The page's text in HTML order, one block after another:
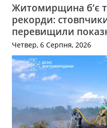
Житомирщина б’є
рекорди:
перевищили
Четвер, 6 Серпня, 2026